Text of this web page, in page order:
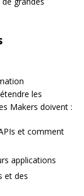
les
Makers doivent :
et comment
applications
et des